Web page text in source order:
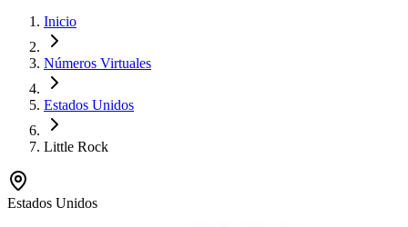
Inicio
Números Virtuales
Estados Unidos
Little Rock
Estados Unidos